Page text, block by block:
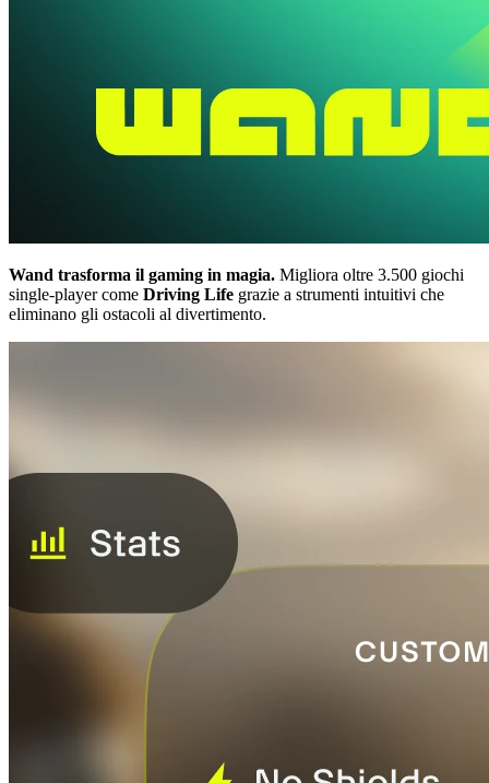
Wand trasforma il gaming in magia. Migliora oltre 3.500 giochi
single-player come Driving Life grazie a strumenti intuitivi che
eliminano gli ostacoli al divertimento.